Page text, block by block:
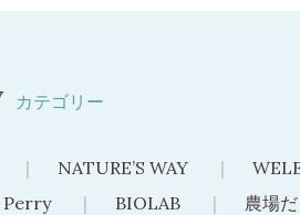
カテゴリー
NATURE’S WAY
Perry
BIOLAB 農場だ